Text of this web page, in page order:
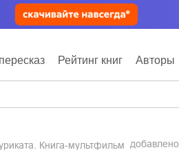
Рейтинг книг Авторы
Книга-мультфильм добавлено